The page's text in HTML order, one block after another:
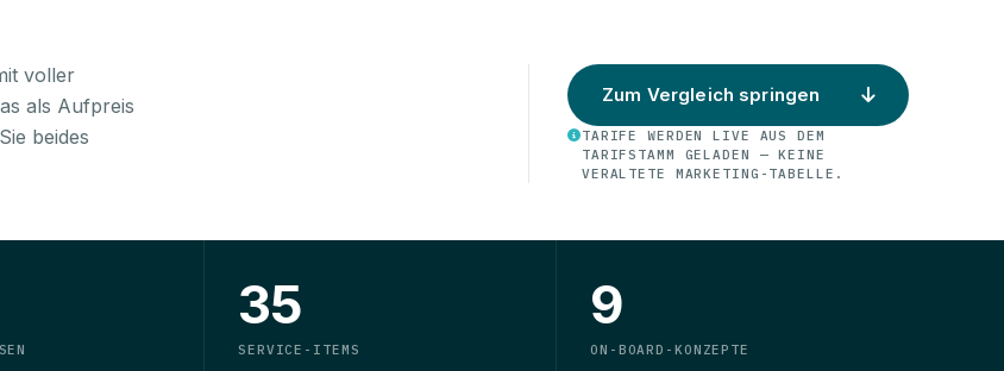
voller
als Aufpreis
beides
Zum Vergleich springen
TARIFE WERDEN LIVE AUS DEM
TARIFSTAMM GELADEN — KEINE
VERALTETE MARKETING-TABELLE.
35
SERVICE-ITEMS
9
ON-BOARD-KONZEPTE